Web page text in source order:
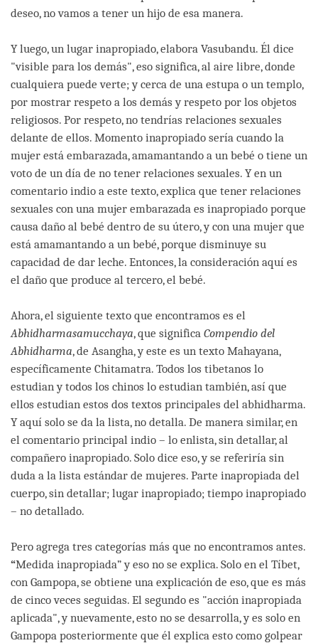
deseo, no vamos a tener un hijo de esa manera.
Y luego, un lugar inapropiado, elabora Vasubandu. Él dice
"visible para los demás", eso significa, al aire libre, donde
cualquiera puede verte; y cerca de una estupa o un templo,
por mostrar respeto a los demás y respeto por los objetos
religiosos. Por respeto, no tendrías relaciones sexuales
delante de ellos. Momento inapropiado sería cuando la
mujer está embarazada, amamantando a un bebé o tiene un
voto de un día de no tener relaciones sexuales. Y en un
comentario indio a este texto, explica que tener relaciones
sexuales con una mujer embarazada es inapropiado porque
causa daño al bebé dentro de su útero, y con una mujer que
está amamantando a un bebé, porque disminuye su
capacidad de dar leche. Entonces, la consideración aquí es
el daño que produce al tercero, el bebé.
Ahora, el siguiente texto que encontramos es el
Abhidharmasamucchaya, que significa Compendio del
Abhidharma, de Asangha, y este es un texto Mahayana,
específicamente Chitamatra. Todos los tibetanos lo
estudian y todos los chinos lo estudian también, así que
ellos estudian estos dos textos principales del abhidharma.
Y aquí solo se da la lista, no detalla. De manera similar, en
el comentario principal indio – lo enlista, sin detallar, al
compañero inapropiado. Solo dice eso, y se referiría sin
duda a la lista estándar de mujeres. Parte inapropiada del
cuerpo, sin detallar; lugar inapropiado; tiempo inapropiado
– no detallado.
Pero agrega tres categorías más que no encontramos antes.
“Medida inapropiada” y eso no se explica. Solo en el Tíbet,
con Gampopa, se obtiene una explicación de eso, que es más
de cinco veces seguidas. El segundo es "acción inapropiada
aplicada", y nuevamente, esto no se desarrolla, y es solo en
Gampopa posteriormente que él explica esto como golpear